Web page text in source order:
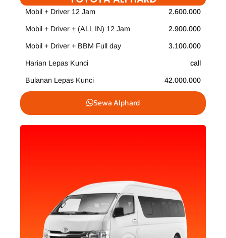
Mobil + Driver 12 Jam 2.600.000
Mobil + Driver + (ALL IN) 12 Jam 2.900.000
Mobil + Driver + BBM Full day 3.100.000
Harian Lepas Kunci call
Bulanan Lepas Kunci 42.000.000
Sewa Alphard